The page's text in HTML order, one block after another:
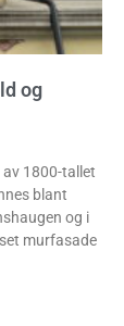
og
1800-tallet
blant
og i
murfasade